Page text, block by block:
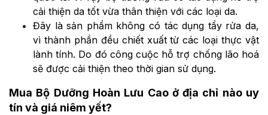
cải thiện da tốt vừa thân thiện với các loại da.
Đây là sản phẩm không có tác dụng tẩy rửa da,
vì thành phần đều chiết xuất từ các loại thực vật
lành tính. Do đó công cuộc hỗ trợ chống lão hoá
sẽ được cải thiện theo thời gian sử dụng.
Mua Bộ Dưỡng Hoàn Lưu Cao ở địa chỉ nào uy
tín và giá niêm yết?